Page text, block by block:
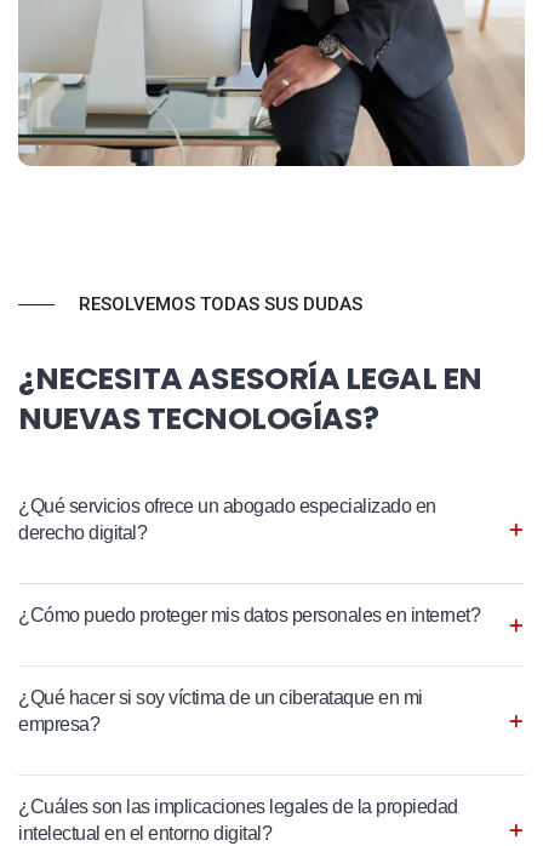
RESOLVEMOS TODAS SUS DUDAS
¿NECESITA ASESORÍA LEGAL EN
NUEVAS TECNOLOGÍAS?
¿Qué servicios ofrece un abogado especializado en
derecho digital?
¿Cómo puedo proteger mis datos personales en internet?
¿Qué hacer si soy víctima de un ciberataque en mi
empresa?
¿Cuáles son las implicaciones legales de la propiedad
intelectual en el entorno digital?